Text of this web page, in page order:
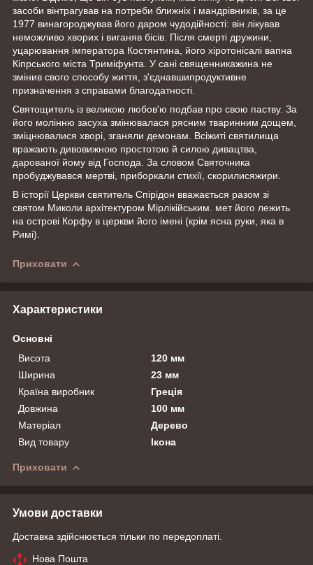
засоби вінтрагував на потреби ближніх і мандрівників, за це
1977 винагороджував його даром чудодійності: він лікував
неможливо хворих і виганяв бісів. Після смерті дружини,
уцарювання імператора Костянтина, його хіротонісалі вапна
Кіпрського міста Триміфунта. У сані священникажина не
змінив свого способу життя, з'єднавшипродуктивне
призначення з справами благодатності.
Святощитель із великою любов'ю подбав про свою паству. За
його молінню засуха змінювалася рясним тваринним дощем,
зміцнювалися хворі, зганяли демонам. Всіжиті святилища
вражають дивовижною простотою й силою дивацтва,
дарованої йому від Господа. За словом Святочника
пробуджувався мертві, приборкали стихії, скорилисяжири.
В історії Церкви святитель Спірідон вважається разом зі
святом Миколи архітектуром Мірлікійським. мет його лежить
на острові Корфу в церкви його імені (крім ясна руки, яка в
Римі).
Приховати
Характеристики
Основні
Висота
120 мм
Ширина
23 мм
Країна виробник
Греція
Довжина
100 мм
Матеріал
Дерево
Вид товару
Ікона
Приховати
Умови доставки
Доставка здійснюється тільки по передоплаті.
Нова Пошта